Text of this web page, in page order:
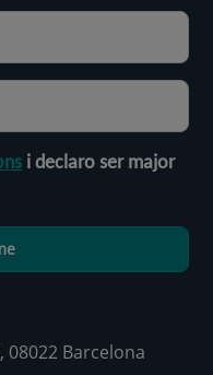
i declaro ser major
08022 Barcelona